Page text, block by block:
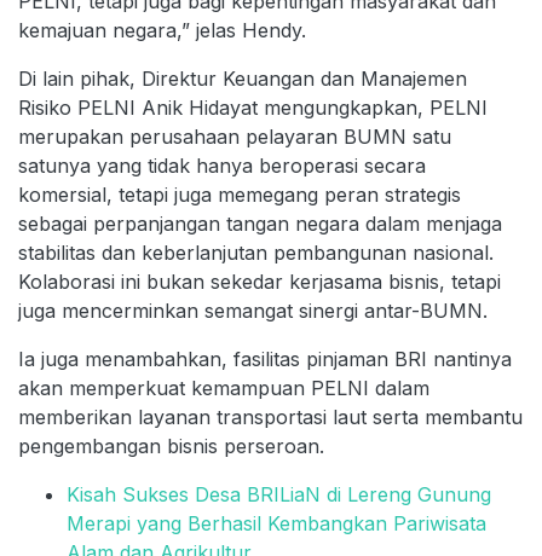
kemajuan negara,” jelas Hendy.
Di lain pihak, Direktur Keuangan dan Manajemen
Risiko PELNI Anik Hidayat mengungkapkan, PELNI
merupakan perusahaan pelayaran BUMN satu
satunya yang tidak hanya beroperasi secara
komersial, tetapi juga memegang peran strategis
sebagai perpanjangan tangan negara dalam menjaga
stabilitas dan keberlanjutan pembangunan nasional.
Kolaborasi ini bukan sekedar kerjasama bisnis, tetapi
juga mencerminkan semangat sinergi antar-BUMN.
Ia juga menambahkan, fasilitas pinjaman BRI nantinya
akan memperkuat kemampuan PELNI dalam
memberikan layanan transportasi laut serta membantu
pengembangan bisnis perseroan.
Kisah Sukses Desa BRILiaN di Lereng Gunung
Merapi yang Berhasil Kembangkan Pariwisata